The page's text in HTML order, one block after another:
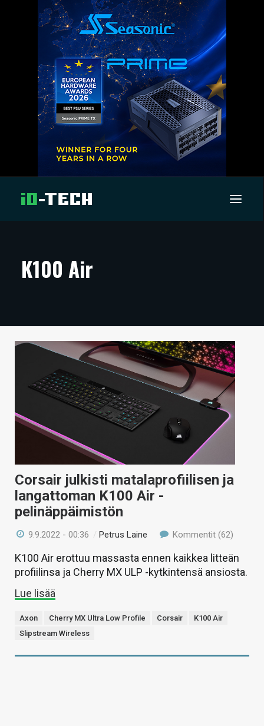
ARTIKKELIT
TECHBBS
HINTA.FI
VAIHDA TEEMA
HAKU
K100 Air
Corsair julkisti matalaprofiilisen ja
langattoman K100 Air -
pelinäppäimistön
9.9.2022 - 00:36 /Petrus Laine Kommentit (62)
K100 Air erottuu massasta ennen kaikkea litteän
profiilinsa ja Cherry MX ULP -kytkintensä ansiosta.
Lue lisää
Axon Cherry MX Ultra Low Profile Corsair
K100 Air
Slipstream Wireless